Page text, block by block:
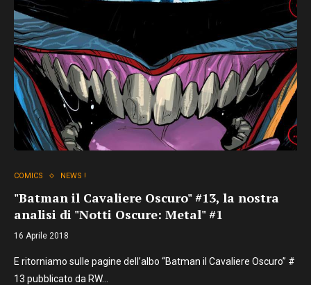
COMICS NEWS !
"Batman il Cavaliere Oscuro" #13, la nostra
analisi di "Notti Oscure: Metal" #1
16 Aprile 2018
E ritorniamo sulle pagine dell’albo “Batman il Cavaliere Oscuro” #
13 pubblicato da RW…